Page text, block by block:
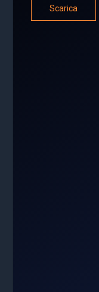
Scarica